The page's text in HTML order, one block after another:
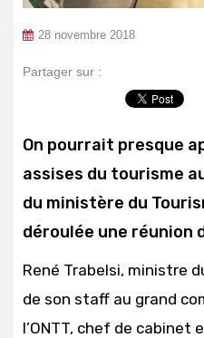
28 novembre 2018
Partager sur :
On pourrait presque
assises du tourisme
du ministère du
déroulée une réunion
René Trabelsi, ministre
de son staff au grand
l’ONTT, chef de